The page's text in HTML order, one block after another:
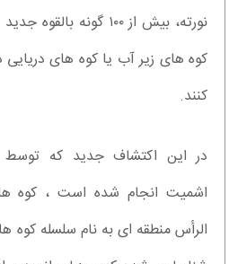
نورته، بیش از ۱۰۰ گونه
کوه های زیر آب یا کوه های
کنند.
در این اکتشاف جدید که
اشمیت انجام شده است ، کوه
الرأس منطقه ای به نام سلسله کوه